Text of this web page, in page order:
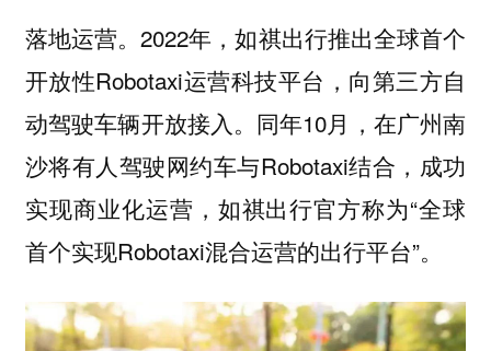
落地运营。2022年，如祺出行推出全球首个
开放性Robotaxi运营科技平台，向第三方自
动驾驶车辆开放接入。同年10月，在广州南
沙将有人驾驶网约车与Robotaxi结合，成功
实现商业化运营，如祺出行官方称为“全球
首个实现Robotaxi混合运营的出行平台”。